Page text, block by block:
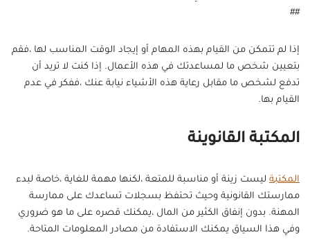
##
إذا لم تتمكن من القيام بهذه المهام أو إيجاد الوقت المناسب لها ،فقم
بتعيين شخص ما لمساعدتك في هذه الأعمال. إذا كنت لا تريد أن
تدفع لشخص ما مقابل رعاية هذه الأشياء نيابة عنك ،ففكر في عدم
القيام بها.
المكتبة القانوينة
المكتبة ليست زينة أو مناسبة للمتعة ،لكنها مهمة للغاية ،خاصة لبدء
ممارستك القانونية وحيث تحتفظ بسجلات تساعدك على ممارسة
المهنة. بدون إنفاق الكثير من المال ،يمكنك قصره على ما هو ضروري
وفي هذا السياق يمكنك الاستفادة من مصادر المعلومات المتاحة.